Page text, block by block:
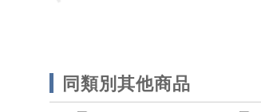
同類別其他商品